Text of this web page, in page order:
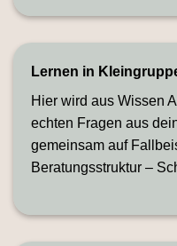
Lernen in
Hier wird aus Wissen
echten Fragen aus
gemeinsam auf
Beratungsstruktur –